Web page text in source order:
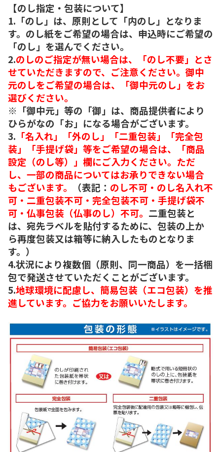
【のし指定・包装について】
1.「のし」は、原則として「内のし」となりま
す。のし紙をご希望の場合は、申込時にご希望の
「のし」を選んでください。
2.のしのご指定が無い場合は、「のし不要」とさ
せていただきますので、ご注意ください。御中
元のしをご希望の場合は、「御中元のし」をお
選びください。
※「御中元」等の「御」は、商品提供者により
ひらがなの「お」になる場合がございます。
3. 「名入れ」「外のし」「二重包装」「完全包
装」「手提げ袋」等をご希望の場合は、「商品
設定（のし等）」欄にご入力ください。ただ
し、一部の商品についてはお承りできない場合
もございます。
（表記： のし不可・のし名入れ不
可・二重包装不可・完全包装不可・手提げ袋不
可・仏事包装（仏事のし）不可。 二重包装と
は、宛先ラベルを貼付するために、包装の上か
ら再度包装又は箱等に納入したものとなりま
す。）
4.状況により複数個（原則、同一商品）を一括梱
包で発送させていただくことがございます。
5.地球環境に配慮し、簡易包装（エコ包装）を推
進しています。ご協力をお願いいたします。